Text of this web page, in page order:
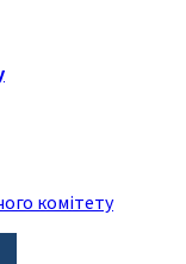
комітету